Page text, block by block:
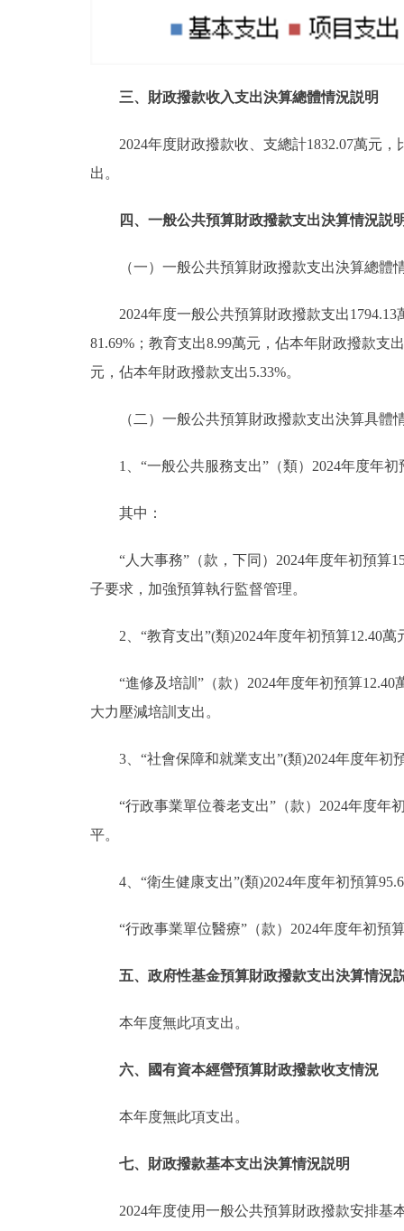
三、財政撥款收入支出決算總體情況説明
2024年度財政撥款收、支總計1832.07萬元
出。
四、一般公共預算財政撥款支出決算情況説
（一）一般公共預算財政撥款支出決算總體
2024年度一般公共預算財政撥款支出
81.69%；教育支出8.99萬元，佔本年財政撥款支
元，佔本年財政撥款支出5.33%。
（二）一般公共預算財政撥款支出決算具體
1、“一般公共服務支出”（類）2024年度年
其中：
“人大事務”（款，下同）2024年度年初預算
子要求，加強預算執行監督管理。
2、“教育支出”(類)2024年度年初預算12.40
“進修及培訓”（款）2024年度年初預算
大力壓減培訓支出。
3、“社會保障和就業支出”(類)2024年度年初
“行政事業單位養老支出”（款）2024年度年
平。
4、“衛生健康支出”(類)2024年度年初預算
“行政事業單位醫療”（款）2024年度年初預
五、政府性基金預算財政撥款支出決算情況
本年度無此項支出。
六、國有資本經營預算財政撥款收支情況
本年度無此項支出。
七、財政撥款基本支出決算情況説明
2024年度使用一般公共預算財政撥款安排基